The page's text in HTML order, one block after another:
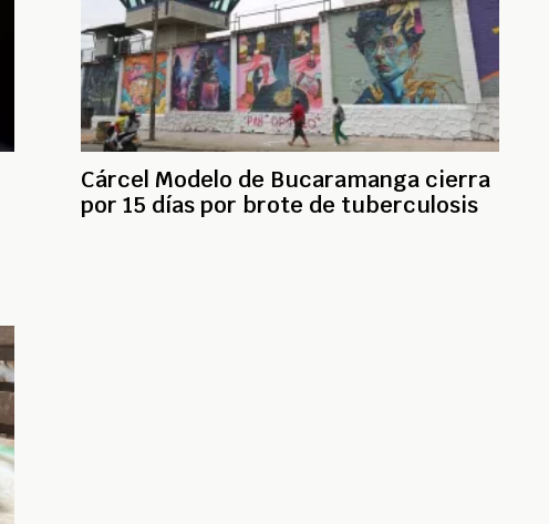
Cárcel Modelo de Bucaramanga cierra
por 15 días por brote de tuberculosis